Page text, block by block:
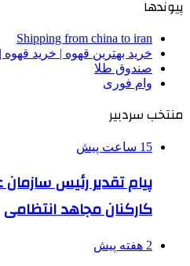
پیوندها
Shipping from china to iran
خرید بهترین قهوه | خرید قهوه
صندوق طلا
وام فوری
منتخب سردبیر
15 ساعت پیش
پیام تقدیر رئیس
کارکنان مجاهد انتظامی
2 هفته پیش